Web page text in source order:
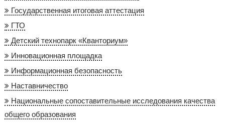
Государственная итоговая аттестация
ГТО
Детский технопарк «Кванториум»
Инновационная площадка
Информационная безопасность
Наставничество
Национальные сопоставительные исследования качества
общего образования